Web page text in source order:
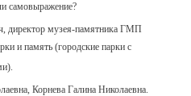
самовыражение?
директор музея-памятника ГМП
и память (городские парки с
Корнева Галина Николаевна.